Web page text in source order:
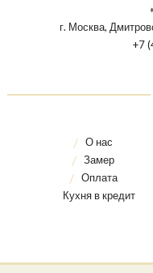
г. Москва,
+7
О нас
Замер
Оплата
Кухня в кредит